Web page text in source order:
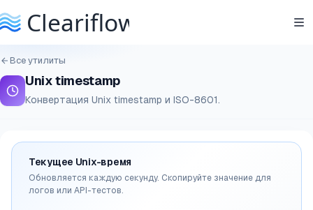
Все утилиты
Unix timestamp
Конвертация Unix timestamp и ISO-8601.
Текущее Unix-время
Обновляется каждую секунду. Скопируйте значение для
логов или API-тестов.